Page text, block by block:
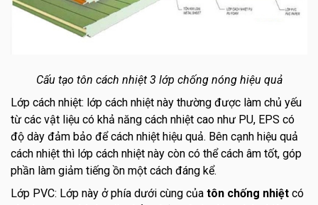
Cấu tạo tôn cách nhiệt 3 lớp chống nóng hiệu quả
Lớp cách nhiệt: lớp cách nhiệt này thường được làm chủ yếu
từ các vật liệu có khả năng cách nhiệt cao như PU, EPS có
độ dày đảm bảo để cách nhiệt hiệu quả. Bên cạnh hiệu quả
cách nhiệt thì lớp cách nhiệt này còn có thể cách âm tốt, góp
phần làm giảm tiếng ồn một cách đáng kể.
Lớp PVC: Lớp này ở phía dưới cùng của tôn chống nhiệt có